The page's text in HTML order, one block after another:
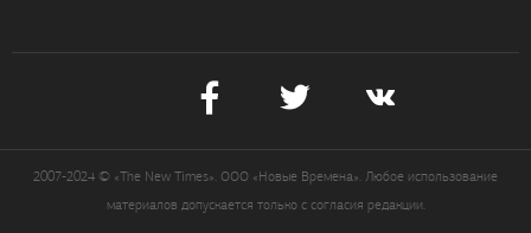
2007-2024 © «The New Times». ООО «Новые Времена». Любое использование
материалов допускается только с согласия редакции.